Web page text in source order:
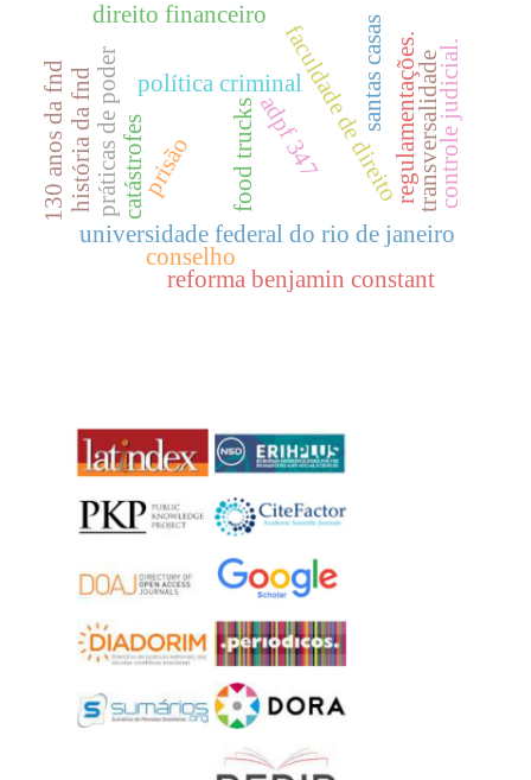
food trucks
política criminalfaculdade de direito
universidade federal do rio de janeiro
regulamentações.
práticas de podercatástrofes
conselho
reforma benjamin constant
história da fnd
130 anos da fnd
direito financeiro
adpf 347
prisão transversalidadecontrole judicial.
santas casas